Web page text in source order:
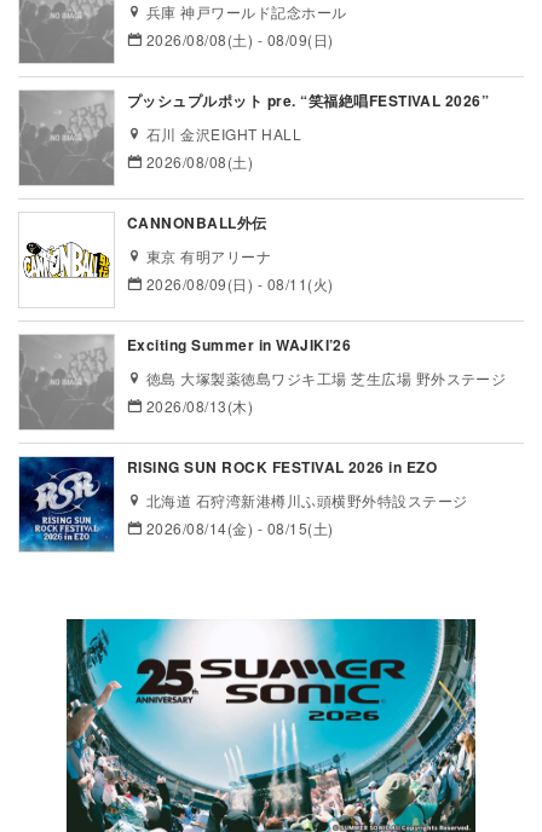
兵庫 神戸ワールド記念ホール
2026/08/08(土) - 08/09(日)
プッシュプルポット pre. “笑福絶唱FESTIVAL 2026”
石川 金沢EIGHT HALL
2026/08/08(土)
CANNONBALL外伝
東京 有明アリーナ
2026/08/09(日) - 08/11(火)
Exciting Summer in WAJIKI’26
徳島 大塚製薬徳島ワジキ工場 芝生広場 野外ステージ
2026/08/13(木)
RISING SUN ROCK FESTIVAL 2026 in EZO
北海道 石狩湾新港樽川ふ頭横野外特設ステージ
2026/08/14(金) - 08/15(土)